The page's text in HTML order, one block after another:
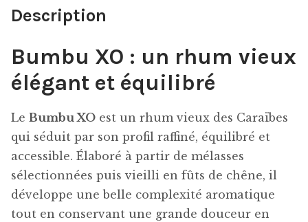
Description
Bumbu XO : un rhum vieux
élégant et équilibré
Le Bumbu XO est un rhum vieux des Caraïbes
qui séduit par son profil raffiné, équilibré et
accessible. Élaboré à partir de mélasses
sélectionnées puis vieilli en fûts de chêne, il
développe une belle complexité aromatique
tout en conservant une grande douceur en